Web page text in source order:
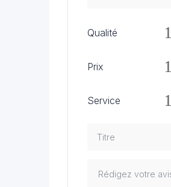
Qualité 1
Prix 1
Service 1